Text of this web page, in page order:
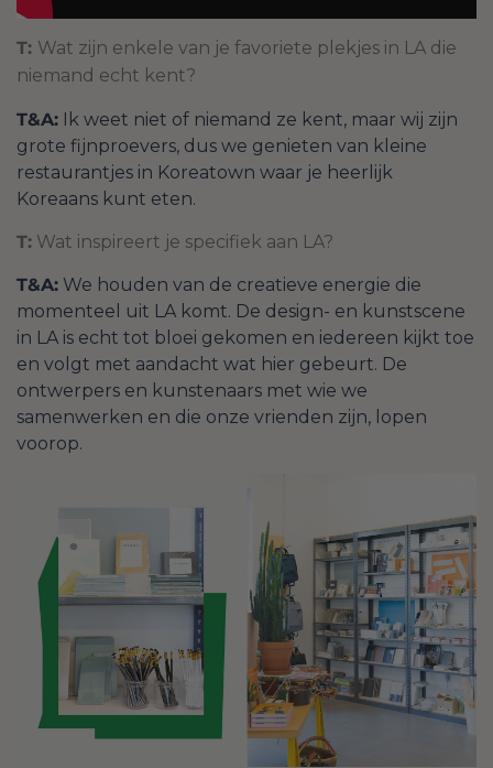
T: Wat zijn enkele van je favoriete plekjes in LA die
niemand echt kent?
T&A:
Ik weet niet of niemand ze kent, maar wij zijn
grote fijnproevers, dus we genieten van kleine
restaurantjes in Koreatown waar je heerlijk
Koreaans kunt eten.
T: Wat inspireert je specifiek aan LA?
T&A: We houden van de creatieve energie die
momenteel uit LA komt. De design- en kunstscene
in LA is echt tot bloei gekomen en iedereen kijkt toe
en volgt met aandacht wat hier gebeurt. De
ontwerpers en kunstenaars met wie we
samenwerken en die onze vrienden zijn, lopen
voorop.